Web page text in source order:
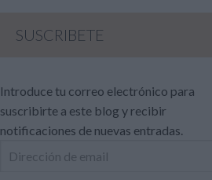
SUSCRIBETE
Introduce tu correo electrónico para
suscribirte a este blog y recibir
notificaciones de nuevas entradas.
Dirección